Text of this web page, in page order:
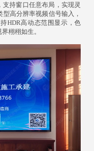
持窗口任意布局，实现灵
高分辨率视频信号输入，
HDR高动态范围显示，色
栩栩如生。